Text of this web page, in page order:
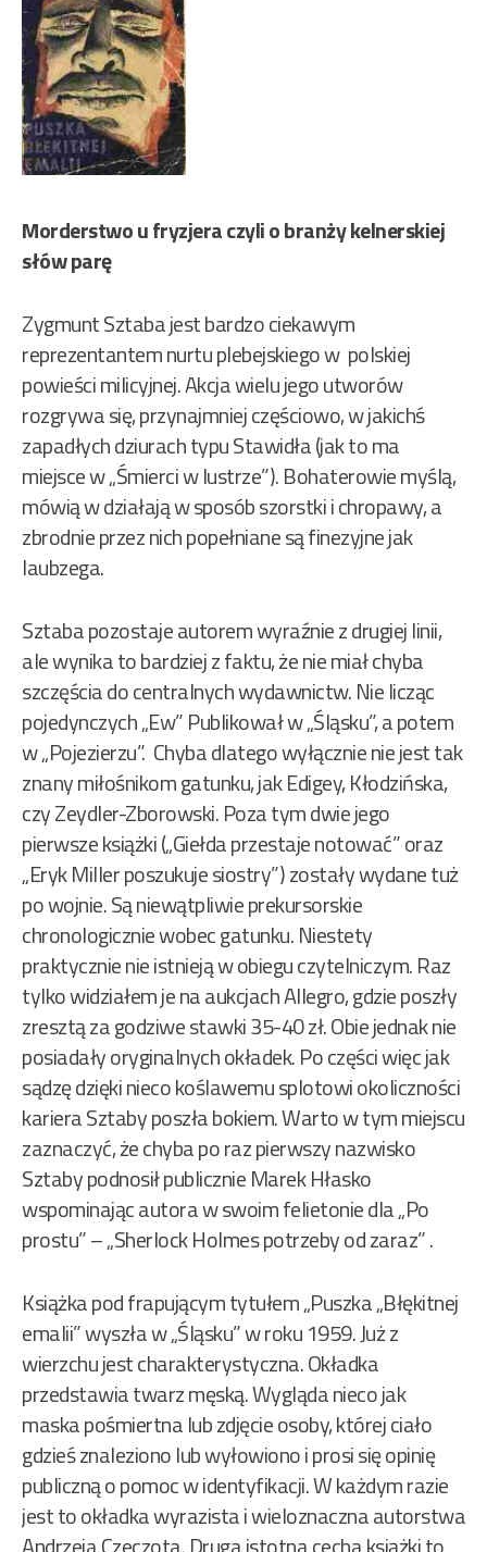
Morderstwo u fryzjera czyli o branży kelnerskiej
słów parę
Zygmunt Sztaba jest bardzo ciekawym
reprezentantem nurtu plebejskiego w polskiej
powieści milicyjnej. Akcja wielu jego utworów
rozgrywa się, przynajmniej częściowo, w jakichś
zapadłych dziurach typu Stawidła (jak to ma
miejsce w „Śmierci w lustrze”). Bohaterowie myślą,
mówią w działają w sposób szorstki i chropawy, a
zbrodnie przez nich popełniane są finezyjne jak
laubzega.
Sztaba pozostaje autorem wyraźnie z drugiej linii,
ale wynika to bardziej z faktu, że nie miał chyba
szczęścia do centralnych wydawnictw. Nie licząc
pojedynczych „Ew” Publikował w „Śląsku”, a potem
w „Pojezierzu”. Chyba dlatego wyłącznie nie jest tak
znany miłośnikom gatunku, jak Edigey, Kłodzińska,
czy Zeydler-Zborowski. Poza tym dwie jego
pierwsze książki („Giełda przestaje notować” oraz
„Eryk Miller poszukuje siostry”) zostały wydane tuż
po wojnie. Są niewątpliwie prekursorskie
chronologicznie wobec gatunku. Niestety
praktycznie nie istnieją w obiegu czytelniczym. Raz
tylko widziałem je na aukcjach Allegro, gdzie poszły
zresztą za godziwe stawki 35-40 zł. Obie jednak nie
posiadały oryginalnych okładek. Po części więc jak
sądzę dzięki nieco koślawemu splotowi okoliczności
kariera Sztaby poszła bokiem. Warto w tym miejscu
zaznaczyć, że chyba po raz pierwszy nazwisko
Sztaby podnosił publicznie Marek Hłasko
wspominając autora w swoim felietonie dla „Po
prostu” – „Sherlock Holmes potrzeby od zaraz” .
Książka pod frapującym tytułem „Puszka „Błękitnej
emalii” wyszła w „Śląsku” w roku 1959. Już z
wierzchu jest charakterystyczna. Okładka
przedstawia twarz męską. Wygląda nieco jak
maska pośmiertna lub zdjęcie osoby, której ciało
gdzieś znaleziono lub wyłowiono i prosi się opinię
publiczną o pomoc w identyfikacji. W każdym razie
jest to okładka wyrazista i wieloznaczna autorstwa